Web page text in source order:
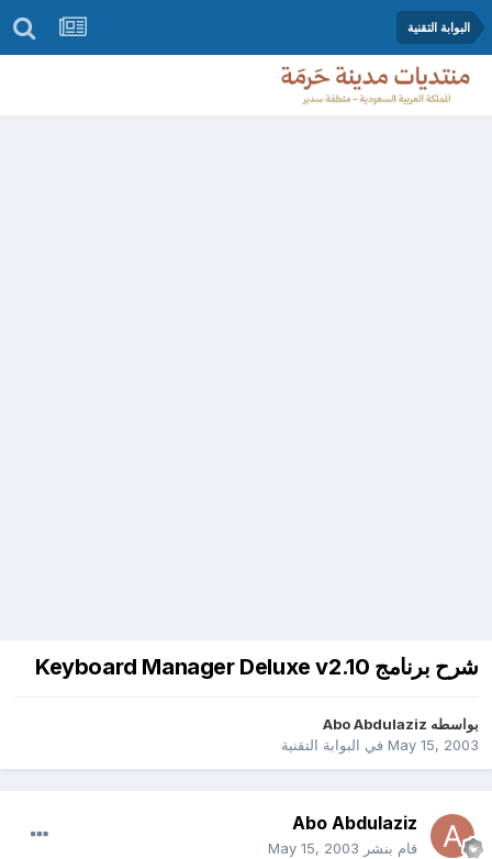
البوابة التقنية
شرح برنامج Keyboard Manager Deluxe v2.10
بواسطه Abo Abdulaziz
May 15, 2003في البوابة التقنية
Abo Abdulaziz
قام بنشر May 15, 2003